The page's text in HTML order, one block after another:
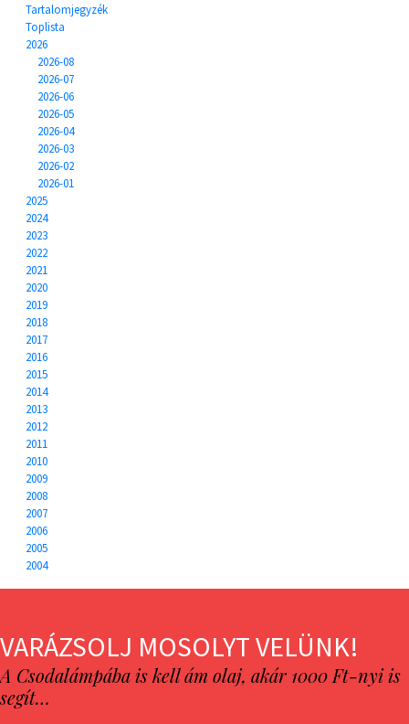
Tartalomjegyzék
Toplista
2026
2026-08
2026-07
2026-06
2026-05
2026-04
2026-03
2026-02
2026-01
2025
2024
2023
2022
2021
2020
2019
2018
2017
2016
2015
2014
2013
2012
2011
2010
2009
2008
2007
2006
2005
2004
VARÁZSOLJ MOSOLYT VELÜNK!
A Csodalámpába is kell ám olaj, akár 1000 Ft-nyi is
segít…